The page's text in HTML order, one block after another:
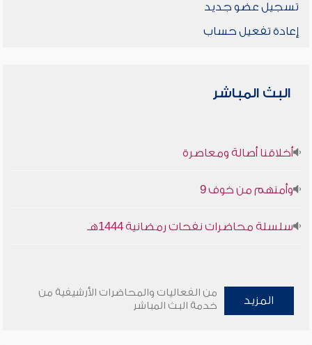
تسجيل عضو جديد
إعادة تفعيل حساب
البث المباشر
أخلاقنا أصالة ومعاصرة
وأمنهم من خوف 9
سلسلة محاضرات نفحات رمضانية 1444هـ
المزيد
من الفعاليات والمحاضرات الأرشيفية من
خدمة البث المباشر